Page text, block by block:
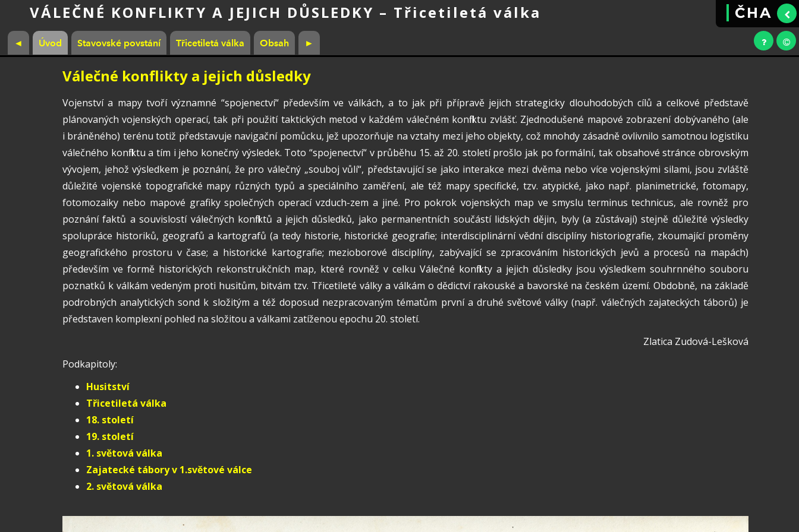
ČHA
VÁLEČNÉ KONFLIKTY A JEJICH DŮSLEDKY – Třicetiletá válka
◄ Úvod Stavovské povstání Třicetiletá válka Obsah ►
Válečné konflikty a jejich důsledky
Vojenství a mapy tvoří významné “spojenectví“ především ve válkách, a to jak při přípravě jejich strategicky dlouhodobých cílů a celkové představě
plánovaných vojenských operací, tak při použití taktických metod v každém válečném konfliktu zvlášť. Zjednodušené mapové zobrazení dobývaného (ale
i bráněného) terénu totiž představuje navigační pomůcku, jež upozorňuje na vztahy mezi jeho objekty, což mnohdy zásadně ovlivnilo samotnou logistiku
válečného konfliktu a tím i jeho konečný výsledek. Toto “spojenectví“ v průběhu 15. až 20. století prošlo jak po formální, tak obsahové stránce obrovským
vývojem, jehož výsledkem je poznání, že pro válečný „souboj vůlí“, představující se jako interakce mezi dvěma nebo více vojenskými silami, jsou zvláště
důležité vojenské topografické mapy různých typů a speciálního zaměření, ale též mapy specifické, tzv. atypické, jako např. planimetrické, fotomapy,
fotomozaiky nebo mapové grafiky společných operací vzduch-zem a jiné. Pro pokrok vojenských map ve smyslu terminus technicus, ale rovněž pro
poznání faktů a souvislostí válečných konfliktů a jejich důsledků, jako permanentních součástí lidských dějin, byly (a zůstávají) stejně důležité výsledky
spolupráce historiků, geografů a kartografů (a tedy historie, historické geografie; interdisciplinární vědní disciplíny historiografie, zkoumající proměny
geografického prostoru v čase; a historické kartografie; mezioborové disciplíny, zabývající se zpracováním historických jevů a procesů na mapách)
především ve formě historických rekonstrukčních map, které rovněž v celku Válečné konflikty a jejich důsledky jsou výsledkem souhrnného souboru
poznatků k válkám vedeným proti husitům, bitvám tzv. Třicetileté války a válkám o dědictví rakouské a bavorské na českém území. Obdobně, na základě
podrobných analytických sond k složitým a též doposud nezpracovaným tématům první a druhé světové války (např. válečných zajateckých táborů) je
představen komplexní pohled na složitou a válkami zatíženou epochu 20. století.
Zlatica Zudová-Lešková
Podkapitoly:
Husitství
Třicetiletá válka
18. století
19. století
1. světová válka
Zajatecké tábory v 1.světové válce
2. světová válka